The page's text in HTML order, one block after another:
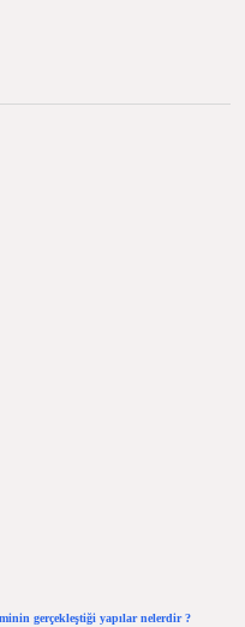
gerçekleştiği yapılar nelerdir ?